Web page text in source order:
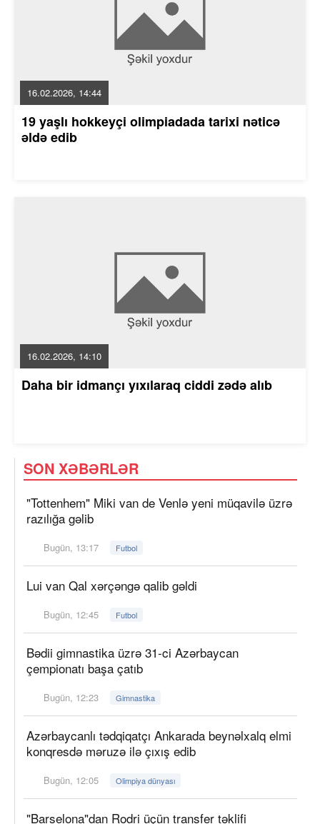
16.02.2026, 14:44
19 yaşlı hokkeyçi olimpiadada tarixi nəticə
əldə edib
16.02.2026, 14:10
Daha bir idmançı yıxılaraq ciddi zədə alıb
SON XƏBƏRLƏR
"Tottenhem" Miki van de Venlə yeni müqavilə üzrə
razılığa gəlib
Bugün, 13:17 Futbol
Lui van Qal xərçəngə qalib gəldi
Bugün, 12:45 Futbol
Bədii gimnastika üzrə 31-ci Azərbaycan
çempionatı başa çatıb
Bugün, 12:23 Gimnastika
Azərbaycanlı tədqiqatçı Ankarada beynəlxalq elmi
konqresdə məruzə ilə çıxış edib
Bugün, 12:05 Olimpiya dünyası
"Barselona"dan Rodri üçün transfer təklifi